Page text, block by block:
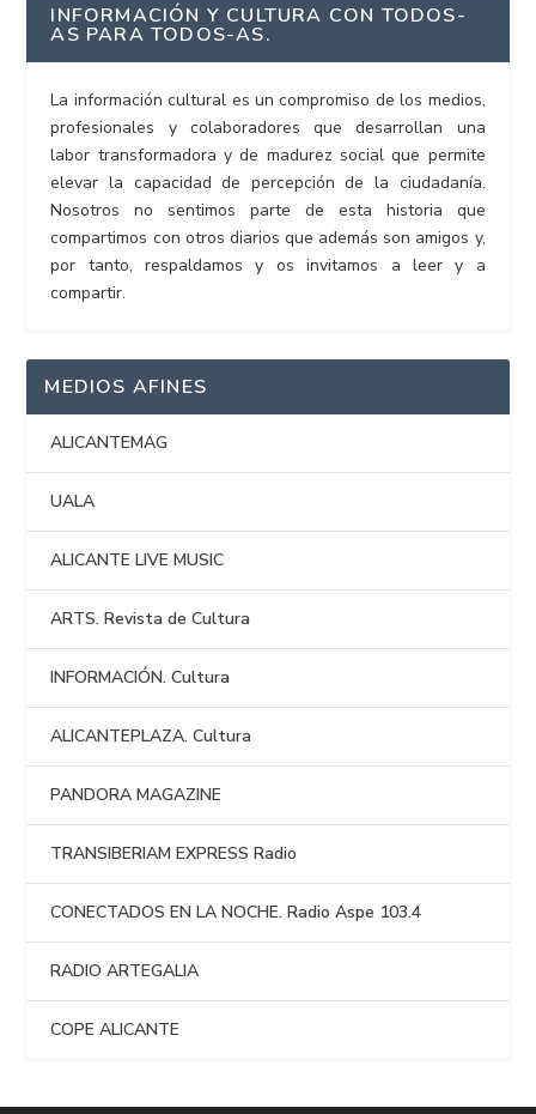
INFORMACIÓN Y CULTURA CON TODOS-
AS PARA TODOS-AS.
La información cultural es un compromiso de los medios,
profesionales y colaboradores que desarrollan una
labor transformadora y de madurez social que permite
elevar la capacidad de percepción de la ciudadanía.
Nosotros no sentimos parte de esta historia que
compartimos con otros diarios que además son amigos y,
por tanto, respaldamos y os invitamos a leer y a
compartir.
MEDIOS AFINES
ALICANTEMAG
UALA
ALICANTE LIVE MUSIC
ARTS. Revista de Cultura
INFORMACIÓN. Cultura
ALICANTEPLAZA. Cultura
PANDORA MAGAZINE
TRANSIBERIAM EXPRESS Radio
CONECTADOS EN LA NOCHE. Radio Aspe 103.4
RADIO ARTEGALIA
COPE ALICANTE